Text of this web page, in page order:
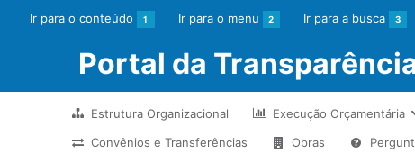
Ir para o conteúdo 1 Ir para o menu 2 Ir para a busca 3
Portal da
Estrutura Organizacional Execução Orçamentária
Convênios e Transferências Obras